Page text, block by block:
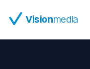
Visionmedia